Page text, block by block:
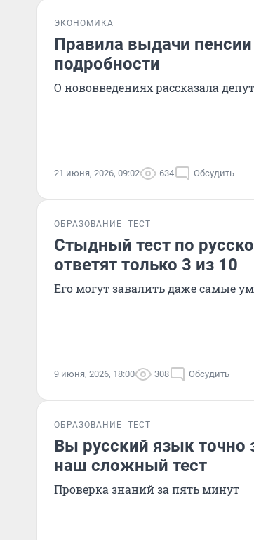
ЭКОНОМИКА
Правила выдачи
подробности
О нововведениях рассказала
21 июня, 2026, 09:02 634 Обсудить
ОБРАЗОВАНИЕ ТЕСТ
Стыдный тест по
ответят только 3 из 10
Его могут завалить даже самые
9 июня, 2026, 18:00 308 Обсудить
ОБРАЗОВАНИЕ ТЕСТ
Вы русский язык точно
наш сложный тест
Проверка знаний за пять минут